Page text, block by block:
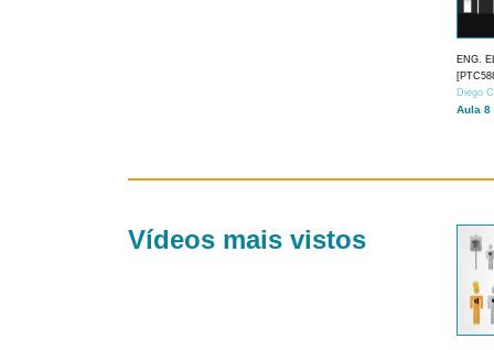
ENG.
Diego
Aula 8
Vídeos mais vistos